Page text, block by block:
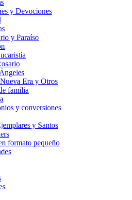
y Devociones
y Paraíso
Era y Otros
familia
y conversiones
y Santos
formato pequeño